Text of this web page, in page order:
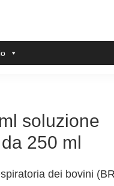
soluzione
250 ml
dei bovini